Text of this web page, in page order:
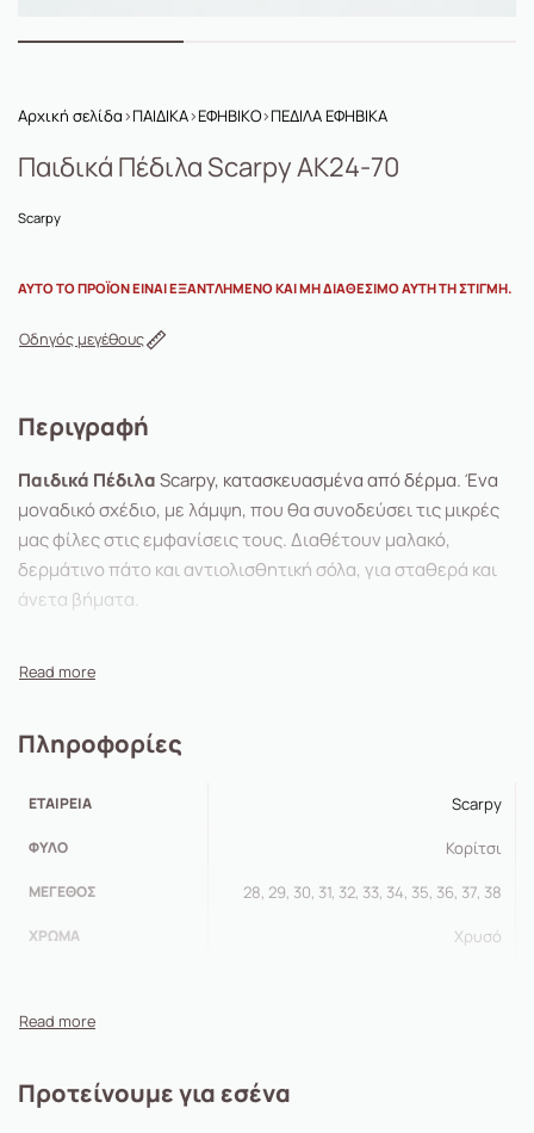
Αρχική σελίδα›ΠΑΙΔΙΚΑ›ΕΦΗΒΙΚΟ›ΠΕΔΙΛΑ ΕΦΗΒΙΚΑ
Παιδικά Πέδιλα Scarpy AK24-70
Scarpy
ΑΥΤΌ ΤΟ ΠΡΟΪΌΝ ΕΊΝΑΙ ΕΞΑΝΤΛΗΜΈΝΟ ΚΑΙ ΜΗ ΔΙΑΘΈΣΙΜΟ ΑΥΤΉ ΤΗ ΣΤΙΓΜΉ.
Οδηγός μεγέθους
Περιγραφή
Παιδικά ΠέδιλαScarpy, κατασκευασμένα από δέρμα. Ένα
μοναδικό σχέδιο, με λάμψη, που θα συνοδεύσει τις μικρές
μας φίλες στις εμφανίσεις τους. Διαθέτουν μαλακό,
δερμάτινο πάτο και αντιολισθητική σόλα, για σταθερά και
άνετα βήματα.
Πληροφορίες
ΕΤΑΙΡΕΊΑ Scarpy
ΦΎΛΟ Κορίτσι
ΜΈΓΕΘΟΣ 28, 29, 30, 31, 32, 33, 34, 35, 36, 37, 38
ΧΡΏΜΑ Χρυσό
Προτείνουμε για εσένα